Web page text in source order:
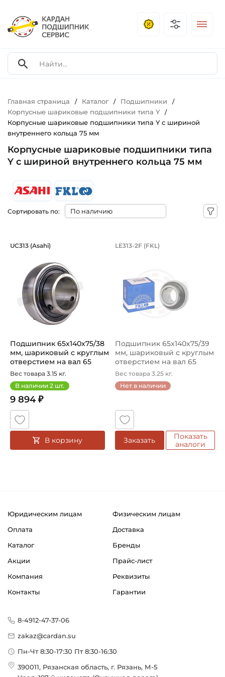
Главная страница / Каталог / Подшипники /
Корпусные шариковые подшипники типа Y /
Корпусные шариковые подшипники типа Y с шириной
внутреннего кольца 75 мм
Корпусные шариковые подшипники типа
Y с шириной внутреннего кольца 75 мм
Сортировать по:
Подшипник 65х140х75/38 мм,
UC313 (Asahi)
Подшипник 65х140х75/38
мм, шариковый с круглым
отверстием на вал 65
мм,...
Вес товара 3.15 кг.
В наличии 2 шт.
9 894 ₽
В корзину
Подшипник
LE313-2F (FKL)
Подшипник 65х140х75/39
мм, шариковый с круглым
отверстием на вал 65
мм,...
Вес товара 3.25 кг.
Нет в наличии
Заказать
Показать
аналоги
Юридическим лицам
Физическим лицам
Оплата
Доставка
Каталог
Бренды
Акции
Прайс-лист
Компания
Реквизиты
Контакты
Гарантии
8-4912-47-37-06
zakaz@cardan.su
Пн-Чт 8:30-17:30 Пт 8:30-16:30
390011, Рязанская область, г. Рязань, М-5